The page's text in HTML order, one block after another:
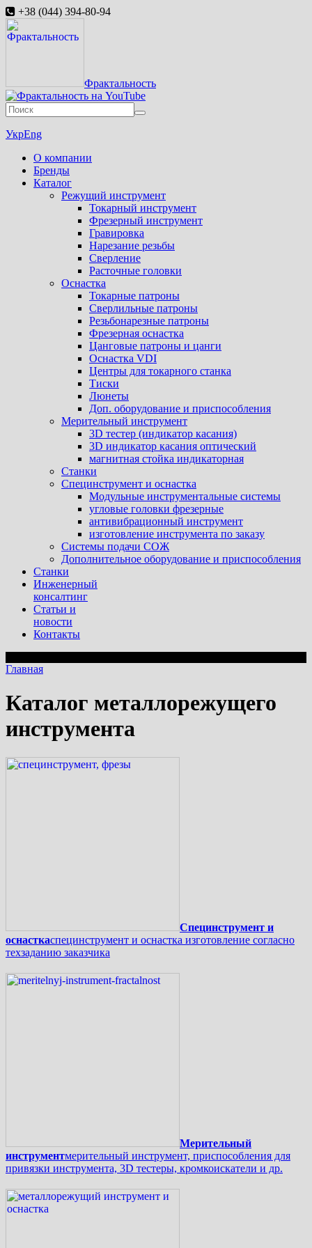
+38 (044) 394-80-94
Фрактальность
УкрEng
О компании
Бренды
Каталог
Режущий инструмент
Токарный инструмент
Фрезерный инструмент
Гравировка
Нарезание резьбы
Сверление
Расточные головки
Оснастка
Токарные патроны
Сверлильные патроны
Резьбонарезные патроны
Фрезерная оснастка
Цанговые патроны и цанги
Оснастка VDI
Центры для токарного станка
Тиски
Люнеты
Доп. оборудование и приспособления
Мерительный инструмент
3D тестер (индикатор касания)
3D индикатор касания оптический
магнитная стойка индикаторная
Станки
Специнструмент и оснастка
Модульные инструментальные системы
угловые головки фрезерные
антивибрационный инструмент
изготовление инструмента по заказу
Системы подачи СОЖ
Дополнительное оборудование и приспособления
Станки
Инженерный
консалтинг
Статьи и
новости
Контакты
Главная
Каталог металлорежущего
инструмента
Мерительный
инструментмерительный инструмент, приспособления для
привязки инструмента, 3D тестеры, кромкоискатели и др.
Специнструмент и
оснасткаспецинструмент и оснастка изготовление согласно
техзаданию заказчика